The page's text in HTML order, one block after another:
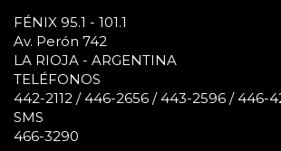
FÉNIX 95.1 - 101.1
Av. Perón 742
LA RIOJA - ARGENTINA
TELÉFONOS
442-2112 / 446-2656 / 443-2596 / 446-
SMS
466-3290